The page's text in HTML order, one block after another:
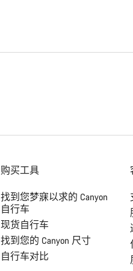
购买工具
找到您梦寐以求的 Canyon
自行车
现货自行车
找到您的 Canyon 尺寸
自行车对比